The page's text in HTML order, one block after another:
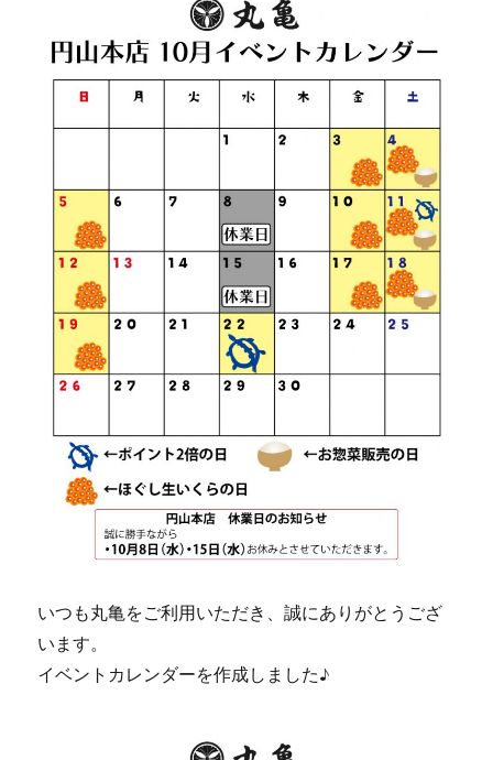
いつも丸亀をご利用いただき、誠にありがとうござ
います。
イベントカレンダーを作成しました♪